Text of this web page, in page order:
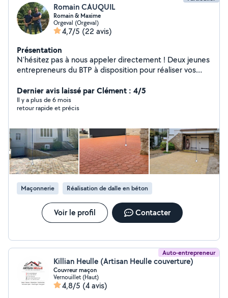
Romain CAUQUIL
Romain & Maxime
Orgeval (Orgeval)
4,7/5 (22 avis)
Présentation
N'hésitez pas à nous appeler directement ! Deux jeunes
entrepreneurs du BTP à disposition pour réaliser vos
Terrassements, - Assainissements et gestion de l'eau, -
Pavage, goudronnage, - Travaux d'extérieur et
aménagement d'espaces verts, - Conducteurs d'engins,
Dernier avis laissé par Clément : 4/5
Il y a plus de 6 mois
retour rapide et précis
Maçonnerie Réalisation de dalle en béton
Voir le profil Contacter
Auto-entrepreneur
Killian Heulle (Artisan Heulle couverture)
Couvreur maçon
Vernouillet (Haut)
4,8/5 (4 avis)